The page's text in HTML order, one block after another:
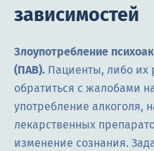
зависимостей
Злоупотребление
(ПАВ). Пациенты, либо их
обратиться с жалобами
употребление алкоголя,
лекарственных
изменение сознания.